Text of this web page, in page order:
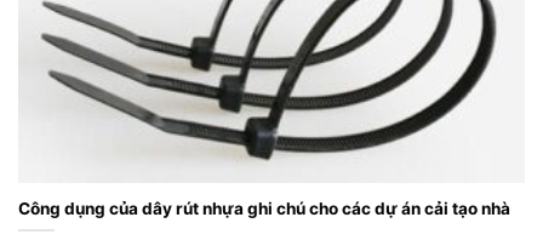
Công dụng của dây rút nhựa ghi chú cho các dự án cải tạo nhà